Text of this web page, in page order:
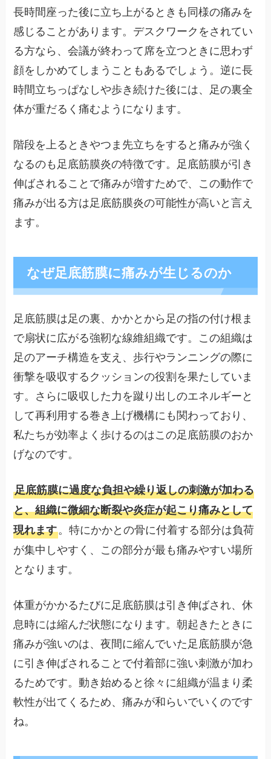
長時間座った後に立ち上がるときも同様の痛みを
感じることがあります。デスクワークをされてい
る方なら、会議が終わって席を立つときに思わず
顔をしかめてしまうこともあるでしょう。逆に長
時間立ちっぱなしや歩き続けた後には、足の裏全
体が重だるく痛むようになります。
階段を上るときやつま先立ちをすると痛みが強く
なるのも足底筋膜炎の特徴です。足底筋膜が引き
伸ばされることで痛みが増すためで、この動作で
痛みが出る方は足底筋膜炎の可能性が高いと言え
ます。
なぜ足底筋膜に痛みが生じるのか
足底筋膜は足の裏、かかとから足の指の付け根ま
で扇状に広がる強靭な線維組織です。この組織は
足のアーチ構造を支え、歩行やランニングの際に
衝撃を吸収するクッションの役割を果たしていま
す。さらに吸収した力を蹴り出しのエネルギーと
して再利用する巻き上げ機構にも関わっており、
私たちが効率よく歩けるのはこの足底筋膜のおか
げなのです。
足底筋膜に過度な負担や繰り返しの刺激が加わる
と、組織に微細な断裂や炎症が起こり痛みとして
現れます。特にかかとの骨に付着する部分は負荷
が集中しやすく、この部分が最も痛みやすい場所
となります。
体重がかかるたびに足底筋膜は引き伸ばされ、休
息時には縮んだ状態になります。朝起きたときに
痛みが強いのは、夜間に縮んでいた足底筋膜が急
に引き伸ばされることで付着部に強い刺激が加わ
るためです。動き始めると徐々に組織が温まり柔
軟性が出てくるため、痛みが和らいでいくのです
ね。